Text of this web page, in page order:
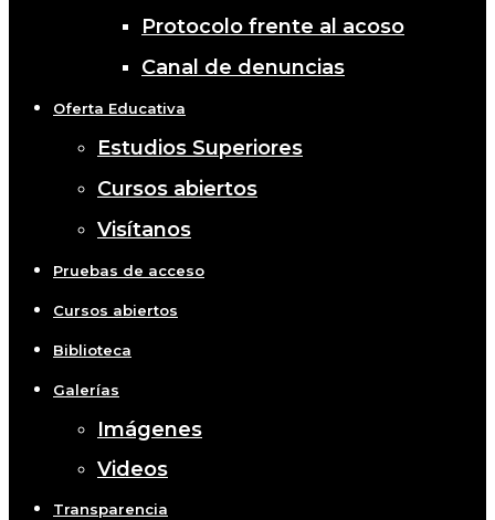
Protocolo frente al acoso
Canal de denuncias
Oferta Educativa
Estudios Superiores
Cursos abiertos
Visítanos
Pruebas de acceso
Cursos abiertos
Biblioteca
Galerías
Imágenes
Videos
Transparencia